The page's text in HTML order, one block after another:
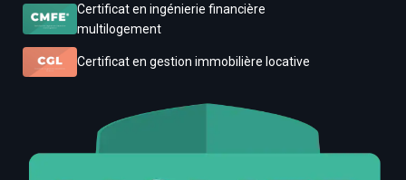
Certificat en ingénierie financière
multilogement
Certificat en gestion immobilière locative